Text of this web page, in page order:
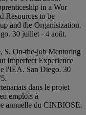
in a Wor
Resources to be
and the Organisization.
30 juillet - 4 août.
S. On-the-job Mentoring
Imperfect Experience
l'IEA. San Diego. 30
dans le projet
emplois à
annuelle du CINBIOSE.